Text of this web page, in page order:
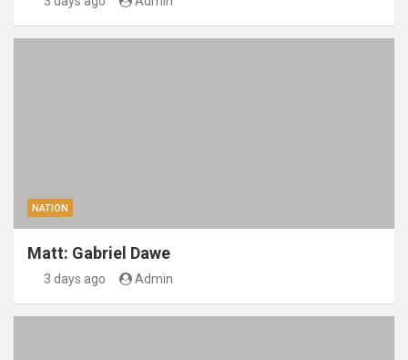
NATION
Matt: Gabriel Dawe
3 days ago Admin